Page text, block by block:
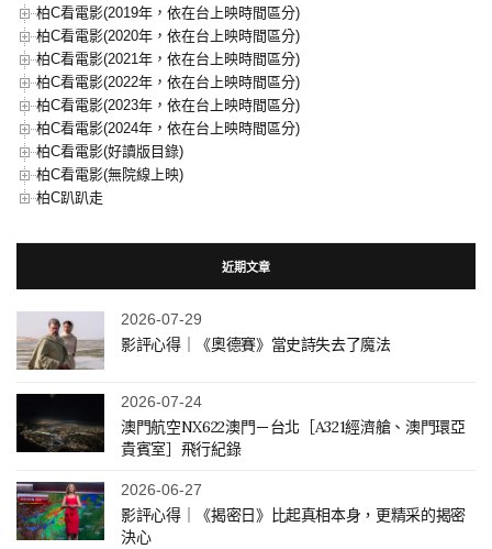
柏C看電影(2019年，依在台上映時間區分)
柏C看電影(2020年，依在台上映時間區分)
柏C看電影(2021年，依在台上映時間區分)
柏C看電影(2022年，依在台上映時間區分)
柏C看電影(2023年，依在台上映時間區分)
柏C看電影(2024年，依在台上映時間區分)
柏C看電影(好讀版目錄)
柏C看電影(無院線上映)
柏C趴趴走
近期文章
2026-07-29
影評心得｜《奧德賽》當史詩失去了魔法
2026-07-24
澳門航空NX622澳門－台北［A321經濟艙、澳門環亞
貴賓室］飛行紀錄
2026-06-27
影評心得｜《揭密日》比起真相本身，更精采的揭密
決心